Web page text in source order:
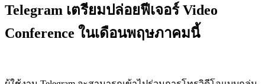
Telegram เตรียมปล่อยฟีเจอร์ Video
Conference ในเดือนพฤษภาคมนี้